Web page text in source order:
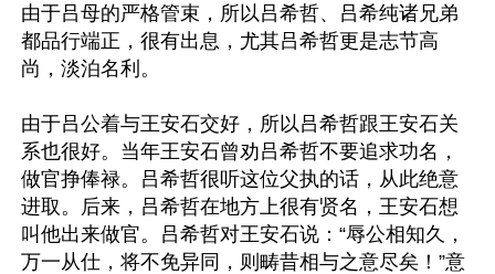
由于吕母的严格管束，所以吕希哲、吕希纯诸兄弟
都品行端正，很有出息，尤其吕希哲更是志节高
尚，淡泊名利。
由于吕公着与王安石交好，所以吕希哲跟王安石关
系也很好。当年王安石曾劝吕希哲不要追求功名，
做官挣俸禄。吕希哲很听这位父执的话，从此绝意
进取。后来，吕希哲在地方上很有贤名，王安石想
叫他出来做官。吕希哲对王安石说：“辱公相知久，
万一从仕，将不免异同，则畴昔相与之意尽矣！”意